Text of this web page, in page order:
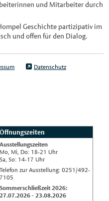
und Mitarbeiter durch
Geschichte partizipativ im
und offen für den Dialog.
Datenschutz
Öffnungszeiten
Ausstellungszeiten
Mo, Mi, Do: 18-21 Uhr
Sa, So: 14-17 Uhr
Telefon zur Ausstellung: 0251/492-
7105
Sommerschließzeit 2026:
27.07.2026 - 23.08.2026